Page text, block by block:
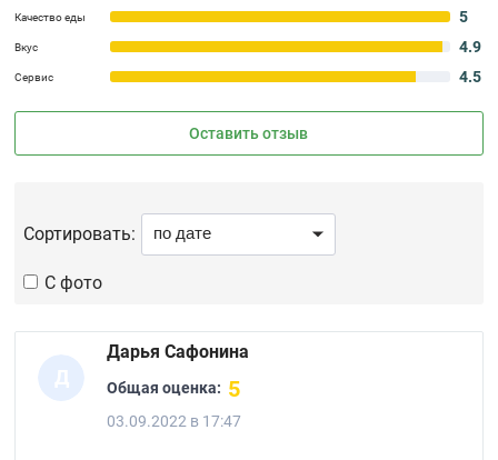
Качество еды 5
Вкус 4.9
Сервис 4.5
Оставить отзыв
С фото
Сортировать:
Д
Дарья Сафонина
Общая оценка: 5
03.09.2022 в 17:47